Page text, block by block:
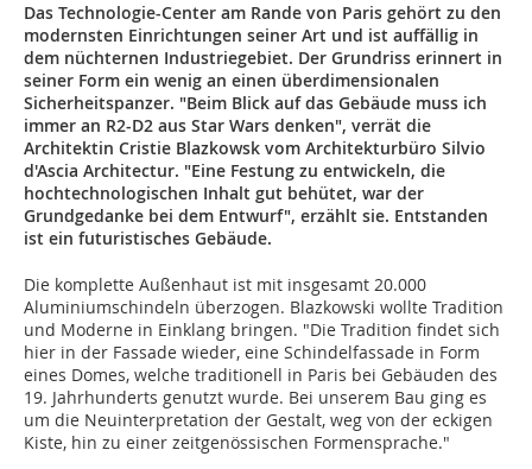
Das Technologie-Center am Rande von Paris gehört zu den
modernsten Einrichtungen seiner Art und ist auffällig in
dem nüchternen Industriegebiet. Der Grundriss erinnert in
seiner Form ein wenig an einen überdimensionalen
Sicherheitspanzer. "Beim Blick auf das Gebäude muss ich
immer an R2-D2 aus Star Wars denken", verrät die
Architektin Cristie Blazkowsk vom Architekturbüro Silvio
d'Ascia Architectur. "Eine Festung zu entwickeln, die
hochtechnologischen Inhalt gut behütet, war der
Grundgedanke bei dem Entwurf", erzählt sie. Entstanden
ist ein futuristisches Gebäude.
Die komplette Außenhaut ist mit insgesamt 20.000
Aluminiumschindeln überzogen. Blazkowski wollte Tradition
und Moderne in Einklang bringen. "Die Tradition findet sich
hier in der Fassade wieder, eine Schindelfassade in Form
eines Domes, welche traditionell in Paris bei Gebäuden des
19. Jahrhunderts genutzt wurde. Bei unserem Bau ging es
um die Neuinterpretation der Gestalt, weg von der eckigen
Kiste, hin zu einer zeitgenössischen Formensprache."